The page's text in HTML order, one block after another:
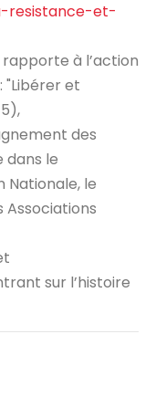
resistance-et-
à l’action
"Libérer et
des
dans le
Nationale, le
sur l’histoire